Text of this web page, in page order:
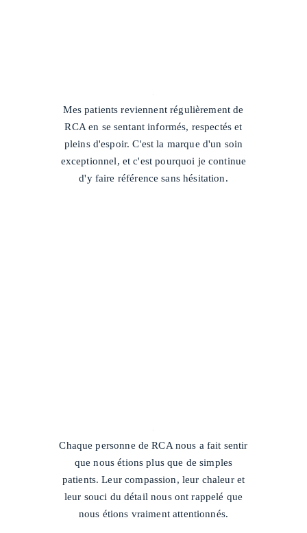
Mes patients reviennent régulièrement de
RCA en se sentant informés, respectés et
pleins d'espoir. C'est la marque d'un soin
exceptionnel, et c'est pourquoi je continue
d'y faire référence sans hésitation.
Chaque personne de RCA nous a fait sentir
que nous étions plus que de simples
patients. Leur compassion, leur chaleur et
leur souci du détail nous ont rappelé que
nous étions vraiment attentionnés.